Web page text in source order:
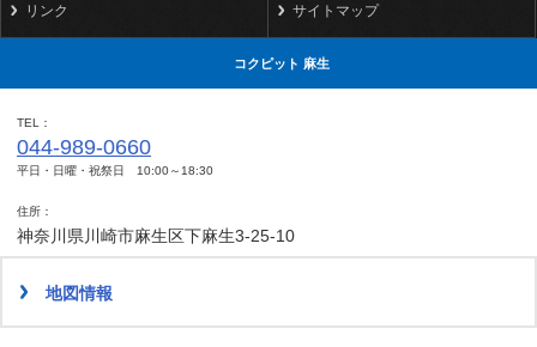
リンク サイトマップ
コクピット 麻生
TEL
044-989-0660
平日・日曜・祝祭日 10:00～18:30
住所
神奈川県川崎市麻生区下麻生3-25-10
地図情報